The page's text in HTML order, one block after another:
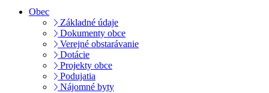
Obec
Základné údaje
Dokumenty obce
Verejné obstarávanie
Dotácie
Projekty obce
Podujatia
Nájomné byty